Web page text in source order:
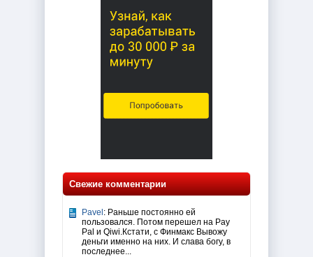
Свежие комментарии
Pavel : Раньше постоянно ей
пользовался. Потом перешел на Pay
Pal и Qiwi.Кстати, с Финмакс Вывожу
деньги именно на них. И слава богу, в
последнее...